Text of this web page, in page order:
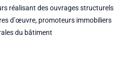
réalisant des ouvrages structurels
d’œuvre, promoteurs immobiliers
du bâtiment